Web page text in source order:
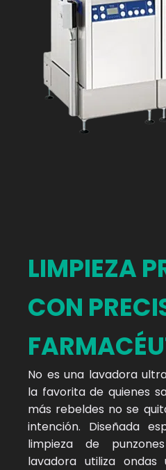
LIMPIEZA
CON
No es una lavadora
la favorita de quienes
más rebeldes no se
intención. Diseñada
limpieza de
lavadora utiliza